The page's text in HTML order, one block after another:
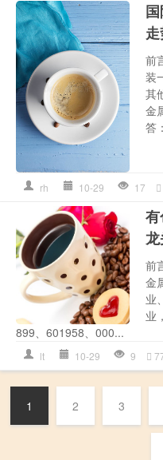
前
装
其
金
答
rh 10-29 17
前
金
业
业
899、601958、000...
lt 10-29 9
1 2 3